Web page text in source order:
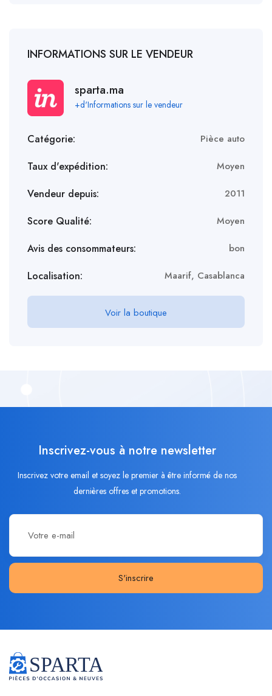
INFORMATIONS SUR LE VENDEUR
sparta.ma
+d'Informations sur le vendeur
Catégorie: Pièce auto
Taux d'expédition: Moyen
Vendeur depuis: 2011
Score Qualité: Moyen
Avis des consommateurs: bon
Localisation: Maarif, Casablanca
Voir la boutique
Inscrivez-vous à notre newsletter
Inscrivez votre email et soyez le premier à être informé de nos
dernières offres et promotions.
S'inscrire